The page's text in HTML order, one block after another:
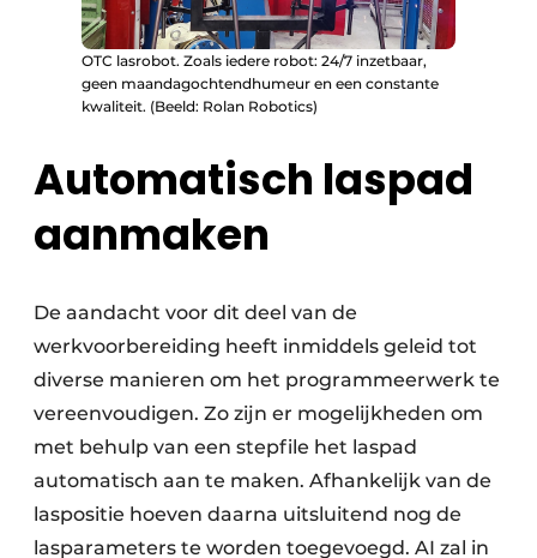
OTC lasrobot. Zoals iedere robot: 24/7 inzetbaar,
geen maandagochtendhumeur en een constante
kwaliteit. (Beeld: Rolan Robotics)
Automatisch laspad
aanmaken
De aandacht voor dit deel van de
werkvoorbereiding heeft inmiddels geleid tot
diverse manieren om het programmeerwerk te
vereenvoudigen. Zo zijn er mogelijkheden om
met behulp van een stepfile het laspad
automatisch aan te maken. Afhankelijk van de
laspositie hoeven daarna uitsluitend nog de
lasparameters te worden toegevoegd. AI zal in